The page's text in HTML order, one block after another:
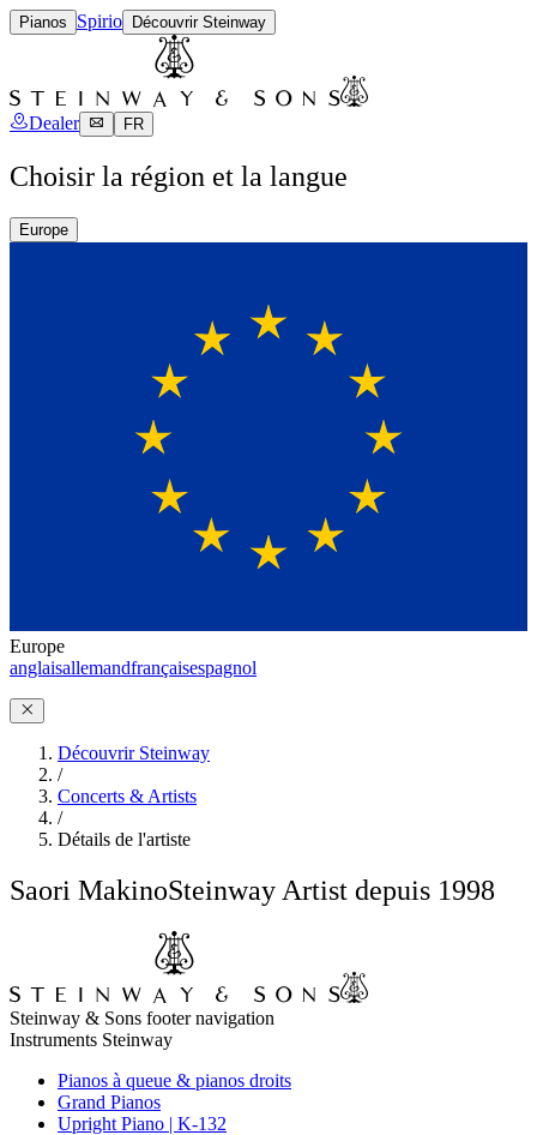
Pianos Spirio Découvrir Steinway
Dealer FR
Choisir la région et la langue
Europe
Europe
anglaisallemandfrançaisespagnol
Découvrir Steinway
/
Concerts & Artists
/
Détails de l'artiste
Saori MakinoSteinway Artist depuis 1998
Steinway & Sons footer navigation
Instruments Steinway
Pianos à queue & pianos droits
Grand Pianos
Upright Piano | K-132